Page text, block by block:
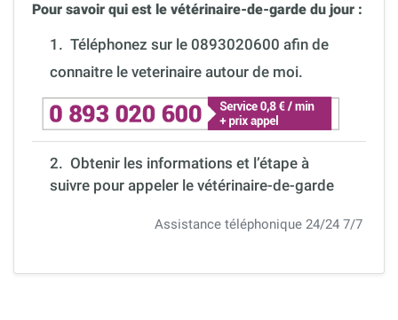
Pour savoir qui est le vétérinaire-de-garde du jour :
1. Téléphonez sur le 0893020600 afin de
connaitre le veterinaire autour de moi.
2. Obtenir les informations et l’étape à
suivre pour appeler le vétérinaire-de-garde
Assistance téléphonique 24/24 7/7